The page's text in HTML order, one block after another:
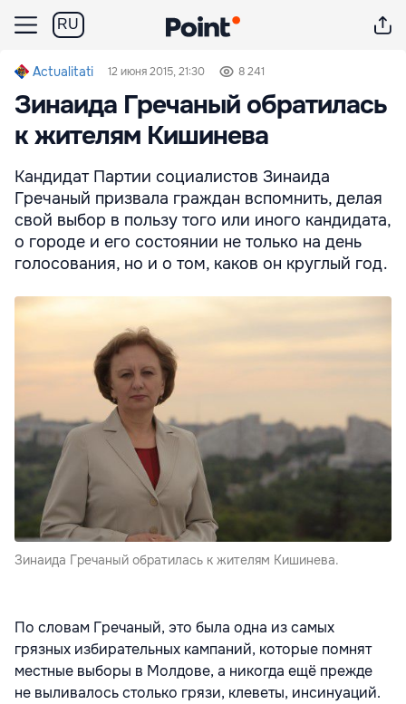
RU
Actualitati 12 июня 2015, 21:30 8 241
Зинаида Гречаный обратилась
к жителям Кишинева
Кандидат Партии социалистов Зинаида
Гречаный призвала граждан вспомнить, делая
свой выбор в пользу того или иного кандидата,
о городе и его состоянии не только на день
голосования, но и о том, каков он круглый год.
Зинаида Гречаный обратилась к жителям Кишинева.
По словам Гречаный, это была одна из самых
грязных избирательных кампаний, которые помнят
местные выборы в Молдове, а никогда ещё прежде
не выливалось столько грязи, клеветы, инсинуаций.